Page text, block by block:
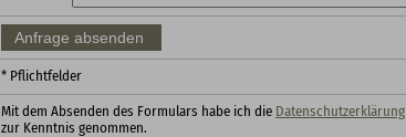
* Pflichtfelder
Mit dem Absenden des Formulars habe ich die Datenschutzerklärung
zur Kenntnis genommen.